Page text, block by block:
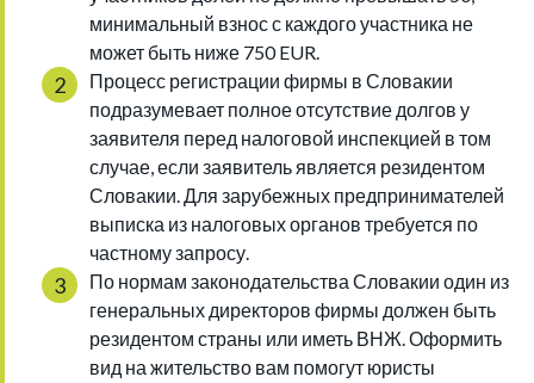
минимальный взнос с каждого участника не
может быть ниже 750 EUR.
Процесс регистрации фирмы в Словакии
подразумевает полное отсутствие долгов у
заявителя перед налоговой инспекцией в том
случае, если заявитель является резидентом
Словакии. Для зарубежных предпринимателей
выписка из налоговых органов требуется по
частному запросу.
По нормам законодательства Словакии один из
генеральных директоров фирмы должен быть
резидентом страны или иметь ВНЖ. Оформить
вид на жительство вам помогут юристы